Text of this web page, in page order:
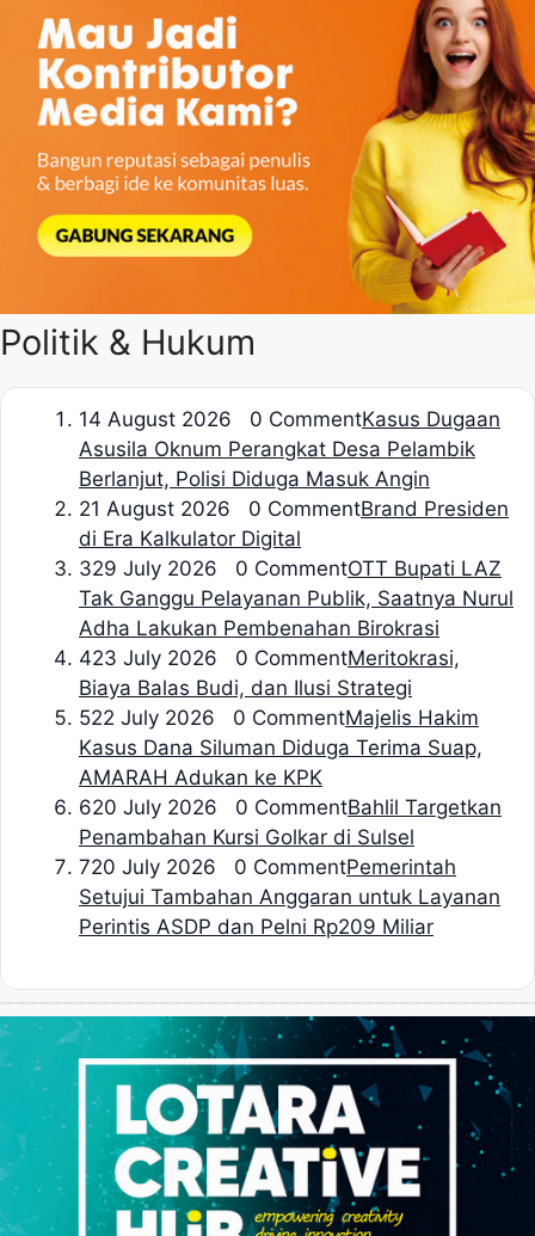
Politik & Hukum
14 August 2026 0 CommentKasus Dugaan
Asusila Oknum Perangkat Desa Pelambik
Berlanjut, Polisi Diduga Masuk Angin
21 August 2026 0 CommentBrand Presiden
di Era Kalkulator Digital
329 July 2026 0 CommentOTT Bupati LAZ
Tak Ganggu Pelayanan Publik, Saatnya Nurul
Adha Lakukan Pembenahan Birokrasi
423 July 2026 0 CommentMeritokrasi,
Biaya Balas Budi, dan Ilusi Strategi
522 July 2026 0 CommentMajelis Hakim
Kasus Dana Siluman Diduga Terima Suap,
AMARAH Adukan ke KPK
620 July 2026 0 CommentBahlil Targetkan
Penambahan Kursi Golkar di Sulsel
720 July 2026 0 CommentPemerintah
Setujui Tambahan Anggaran untuk Layanan
Perintis ASDP dan Pelni Rp209 Miliar